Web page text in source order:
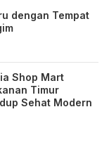
dengan Tempat
Shop Mart
Timur
Sehat Modern